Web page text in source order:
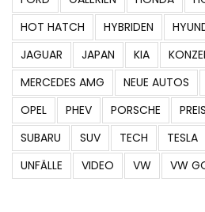
HOT HATCH
HYBRIDEN
JAGUAR
JAPAN KIA
MERCEDES AMG
NEUE AUTOS
OPEL
PHEV PORSCHE
SUBARU
SUV TECH TESLA
UNFÄLLE
VIDEO VW VW